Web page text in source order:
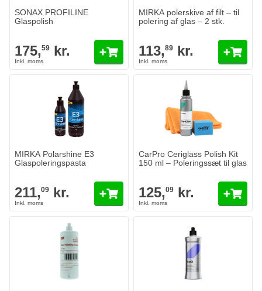
SONAX PROFILINE
Glaspolish
175,59 kr.
MIRKA polerskive af filt – til
polering af glas – 2 stk.
113,89 kr.
MIRKA Polarshine E3 Glaspoleringspasta
MIRKA Polarshine E3
Glaspoleringspasta
211,09 kr.
CarPro Ceriglass Polish Kit
150 ml – Poleringssæt til glas
125,09 kr.